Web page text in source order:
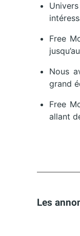
Free
Nous
grand
Free
allant
Les